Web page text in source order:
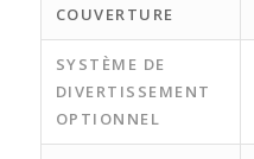
COUVERTURE
SYSTÈME DE
DIVERTISSEMENT
OPTIONNEL